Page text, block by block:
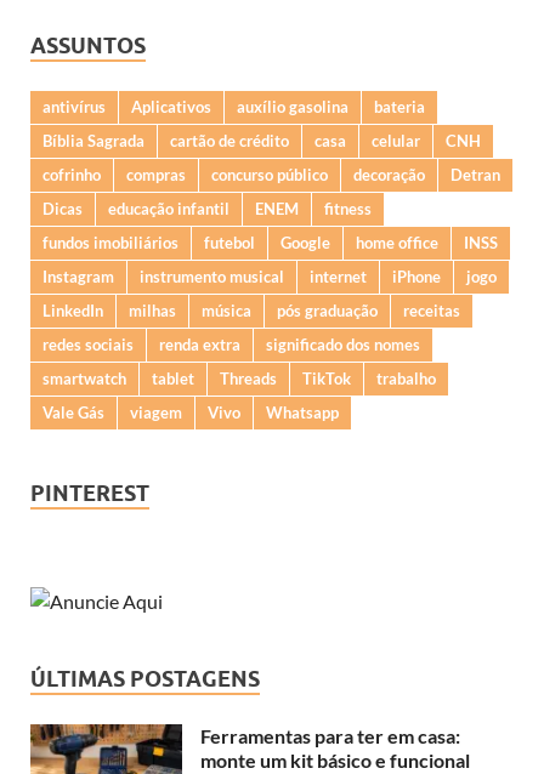
ASSUNTOS
antivírus Aplicativos auxílio gasolina
bateria
Bíblia Sagrada
cartão de crédito casa celular
CNH
cofrinho
compras concurso público decoração
Detran
Dicas
educação infantil ENEM
fitness
fundos imobiliários
futebol Google home office
INSS
Instagram
instrumento musical internet iPhone
jogo
LinkedIn
milhas música pós graduação
receitas
redes sociais
renda extra
significado dos nomes
smartwatch
tablet Threads TikTok
trabalho
Vale Gás
viagem Vivo Whatsapp
PINTEREST
ÚLTIMAS POSTAGENS
Ferramentas para ter em casa:
monte um kit básico e funcional